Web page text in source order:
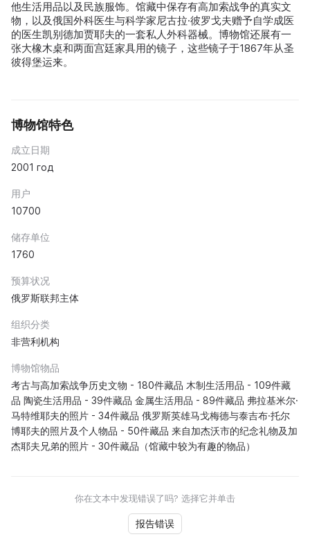
他生活用品以及民族服饰。馆藏中保存有高加索战争的真实文
物，以及俄国外科医生与科学家尼古拉·彼罗戈夫赠予自学成医
的医生凯别德加贾耶夫的一套私人外科器械。博物馆还展有一
张大橡木桌和两面宫廷家具用的镜子，这些镜子于1867年从圣
彼得堡运来。
博物馆特色
成立日期
2001 год
用户
10700
储存单位
1760
预算状况
俄罗斯联邦主体
组织分类
非营利机构
博物馆物品
考古与高加索战争历史文物 - 180件藏品 木制生活用品 - 109件藏
品 陶瓷生活用品 - 39件藏品 金属生活用品 - 89件藏品 弗拉基米尔·
马特维耶夫的照片 - 34件藏品 俄罗斯英雄马戈梅德与泰吉布·托尔
博耶夫的照片及个人物品 - 50件藏品 来自加杰沃市的纪念礼物及加
杰耶夫兄弟的照片 - 30件藏品（馆藏中较为有趣的物品）
你在文本中发现错误了吗? 选择它并单击
报告错误